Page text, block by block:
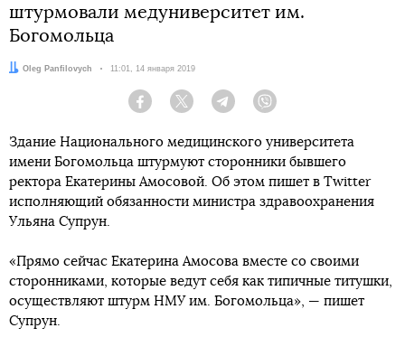
штурмовали медуниверситет им.
Богомольца
Автор:
Oleg Panfilovych Дата:
11:01, 14 января 2019
Facebook Twitter Telegram
Здание Национального медицинского университета
имени Богомольца штурмуют сторонники бывшего
ректора Екатерины Амосовой. Об этом пишет в Twitter
исполняющий обязанности министра здравоохранения
Ульяна Супрун.
«Прямо сейчас Екатерина Амосова вместе со своими
сторонниками, которые ведут себя как типичные титушки,
осуществляют штурм НМУ им. Богомольца», — пишет
Супрун.